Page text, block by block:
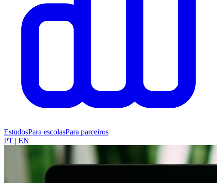
EstudosPara escolasPara parceiros
PT | EN